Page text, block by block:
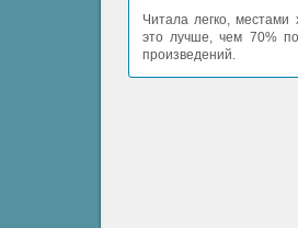
Читала легко, местами
это лучше, чем 70%
произведений.